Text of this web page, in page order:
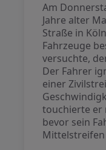
Am
Jahre alter
Straße in
Fahrzeuge
versuchte,
Der Fahrer
einer
touchierte er
bevor sein
Mittelstreifen